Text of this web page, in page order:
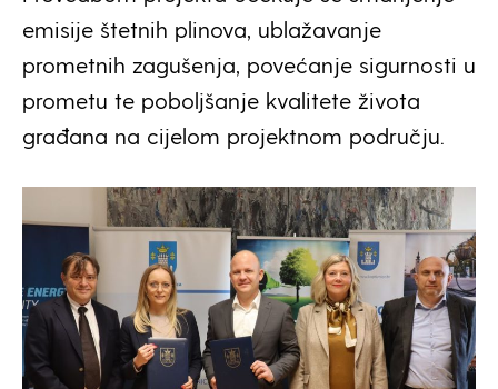
emisije štetnih plinova, ublažavanje
prometnih zagušenja, povećanje sigurnosti u
prometu te poboljšanje kvalitete života
građana na cijelom projektnom području.